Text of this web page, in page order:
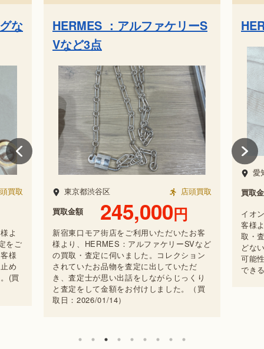
ーS
頭買取
客
など
ン
だ
くり
HERMES ：ピンGPなど3点
愛知県名古屋市緑区
店頭買取
買取金額
2,500 円
イオンタウン有松店をご利用いただいたお
客様より、HERMES：ピンGPなど類の買
取・査定をご依頼いただきました。汚れな
どないきれいなお品物にはお値段付けれる
可能性がアップします。自宅を一気に整理
できる機会です。（買取日：2026/01/24）
ハ
ー
買
な
り
ー
た
が